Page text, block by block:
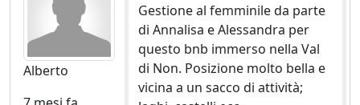
Alberto
Gestione al femminile da parte
di Annalisa e Alessandra per
questo bnb immerso nella Val
di Non. Posizione molto bella e
vicina a un sacco di attività;